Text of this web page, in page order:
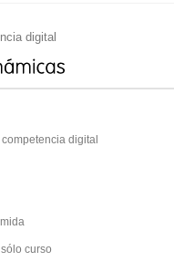
digital
digital
curso